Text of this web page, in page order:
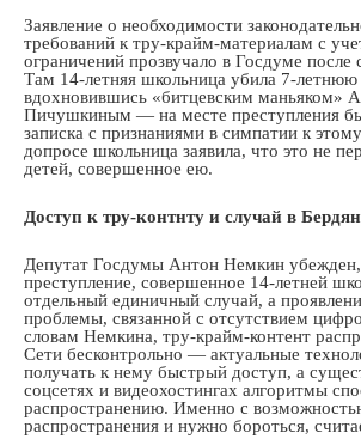
Заявление о необходимости
требований к тру-крайм-материалам с
ограничений прозвучало в Госдуме после
Там 14-летняя школьница убила 7-летнюю
вдохновившись «битцевским маньяком»
Пичушкиным — на месте преступления
записка с признаниями в симпатии к
допросе школьница заявила, что это не
детей, совершенное ею.
Доступ к тру-контнту и случай в
Депутат Госдумы Антон Немкин убежден,
преступление, совершенное 14-летней
отдельный единичный случай, а
проблемы, связанной с отсутствием
словам Немкина, тру-крайм-контент
Сети бесконтрольно — актуальные
получать к нему быстрый доступ, а
соцсетях и видеохостингах алгоритмы
распространению. Именно с
распространения и нужно бороться,